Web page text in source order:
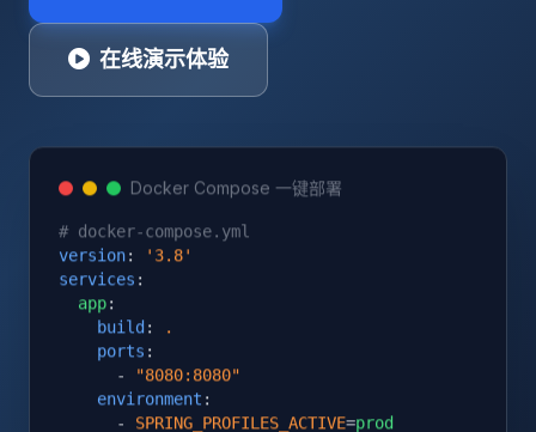
在线演示体验
Docker Compose 一键部署
# docker-compose.yml
version:
'3.8'
services :
app:
build:
ports :
      -
"8080:8080"
environment :
      -
SPRING_PROFILES_ACTIVE=prod